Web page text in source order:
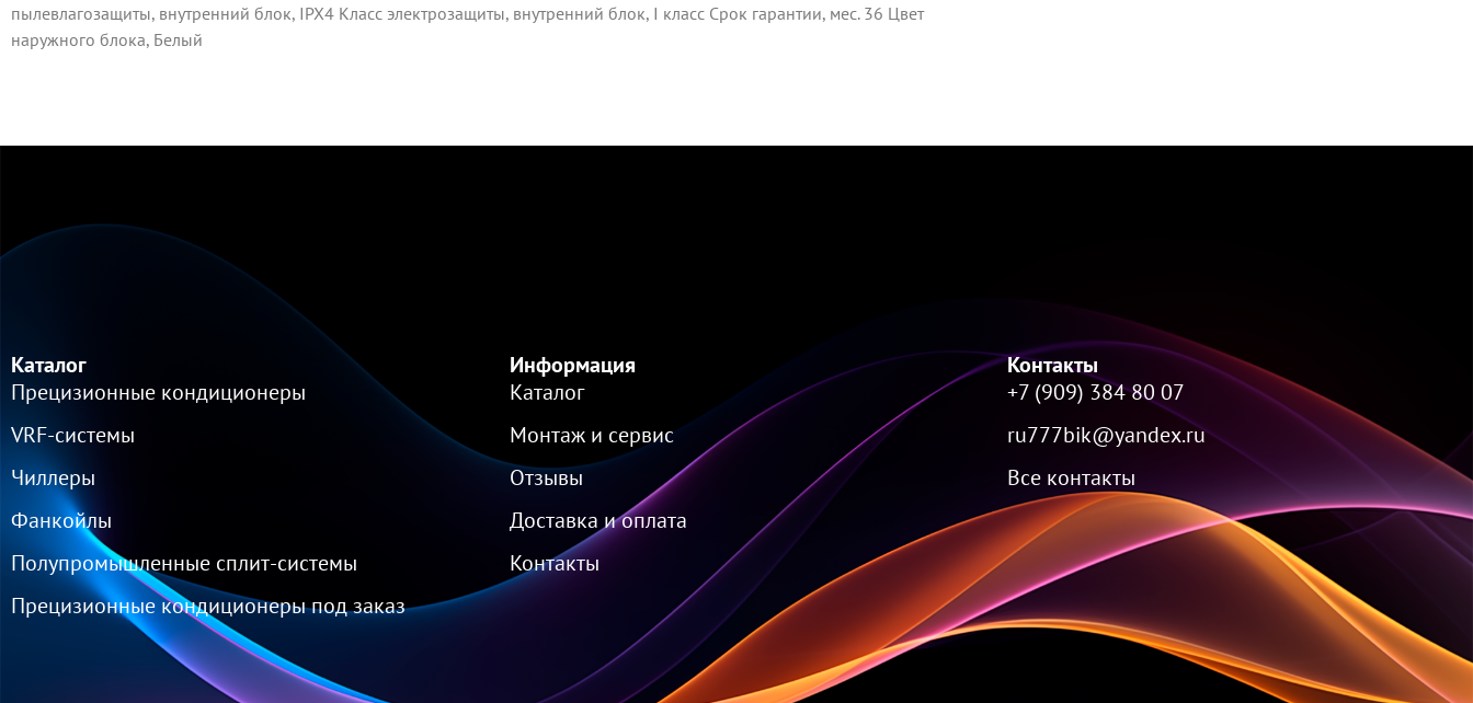
пылевлагозащиты, внутренний блок, IPX4 Класс электрозащиты, внутренний блок, I класс Срок гарантии, мес. 36 Цвет
наружного блока, Белый
Каталог
Прецизионные кондиционеры
VRF-cистемы
Чиллеры
Фанкойлы
Полупромышленные сплит-системы
Прецизионные кондиционеры под заказ
Информация
Каталог
Монтаж и сервис
Отзывы
Доставка и оплата
Контакты
Контакты
+7 (909) 384 80 07
ru777bik@yandex.ru
Все контакты